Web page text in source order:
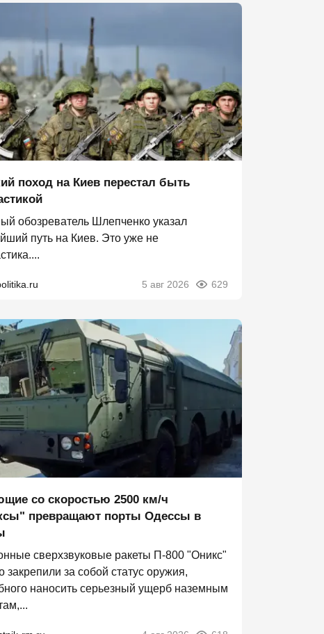
поход на Киев перестал быть
обозреватель Шлепченко указал
путь на Киев. Это уже не
5 авг 2026 629
со скоростью 2500 км/ч
превращают порты Одессы в
сверхзвуковые ракеты П‑800 "Оникс"
закрепили за собой статус оружия,
наносить серьезный ущерб наземным